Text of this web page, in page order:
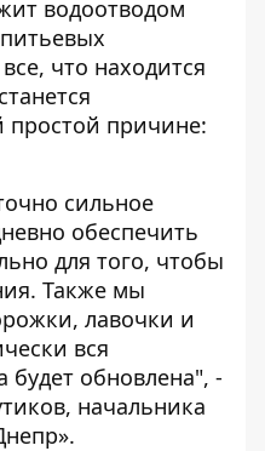
водоотводом
что находится
причине:
сильное
обеспечить
для того, чтобы
Также мы
лавочки и
вся
будет обновлена", -
начальника